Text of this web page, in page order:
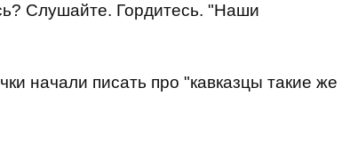
Слушайте. Гордитесь. "Наши
начали писать про "кавказцы такие же